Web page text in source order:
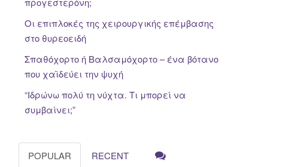
Οι επιπλοκές της χειρουργικής επέμβασης
στο θυρεοειδή
Σπαθόχορτο ή Βαλσαμόχορτο – ένα βότανο
που χαϊδεύει την ψυχή
“Iδρώνω πολύ τη νύχτα. Τι μπορεί να
συμβαίνει;”
POPULAR RECENT